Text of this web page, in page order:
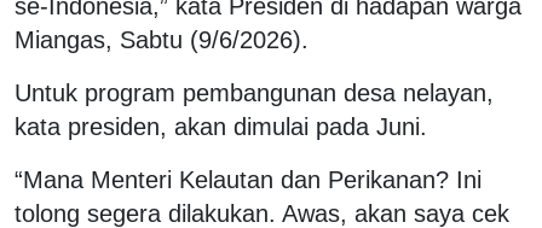
se-Indonesia,” kata Presiden di hadapan warga
Miangas, Sabtu (9/6/2026).
Untuk program pembangunan desa nelayan,
kata presiden, akan dimulai pada Juni.
“Mana Menteri Kelautan dan Perikanan? Ini
tolong segera dilakukan. Awas, akan saya cek